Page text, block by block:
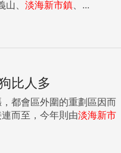
、 淡海新市鎮 、...
比人多
都會區外圍的重劃區因而
而至，今年則由淡海新市